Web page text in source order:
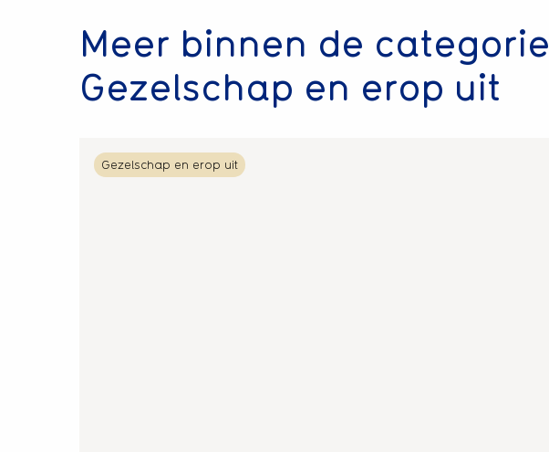
Meer binnen de categorie
Gezelschap en erop uit
Gezelschap en erop uit
Lees
meer